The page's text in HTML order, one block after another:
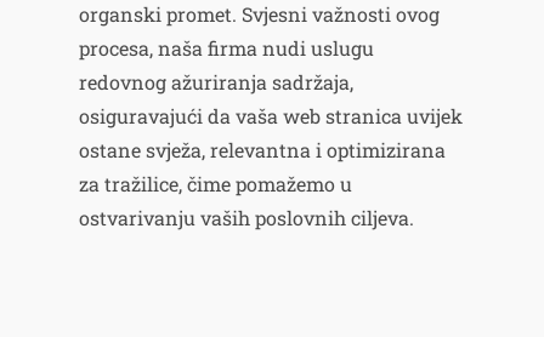
organski promet. Svjesni važnosti ovog
procesa, naša firma nudi uslugu
redovnog ažuriranja sadržaja,
osiguravajući da vaša web stranica uvijek
ostane svježa, relevantna i optimizirana
za tražilice, čime pomažemo u
ostvarivanju vaših poslovnih ciljeva.